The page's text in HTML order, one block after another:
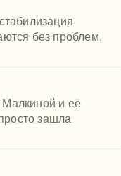
без проблем,
и её
зашла